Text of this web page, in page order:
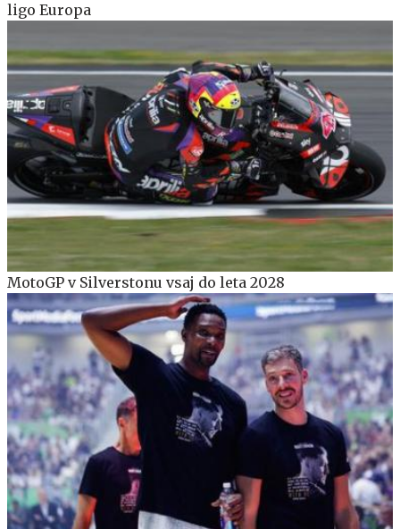
ligo Europa
MotoGP v Silverstonu vsaj do leta 2028